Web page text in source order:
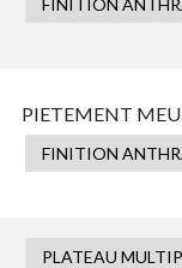
PIETEMENT